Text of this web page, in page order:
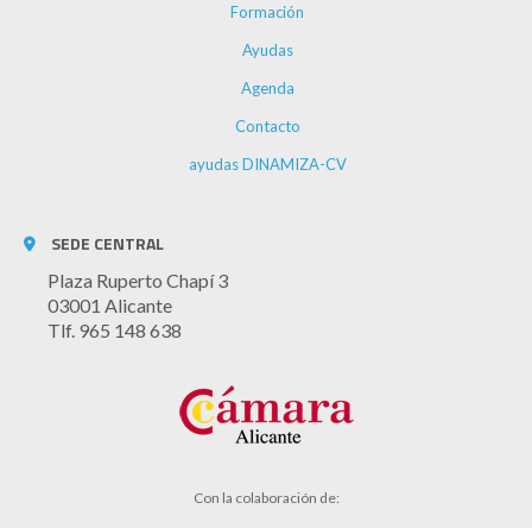
Formación
Ayudas
Agenda
Contacto
ayudas DINAMIZA-CV
SEDE CENTRAL
Plaza Ruperto Chapí 3
03001 Alicante
Tlf. 965 148 638
Con la colaboración de: